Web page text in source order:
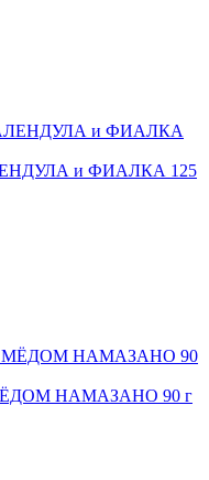
и ФИАЛКА 125
НАМАЗАНО 90 г